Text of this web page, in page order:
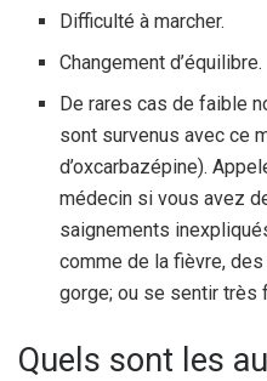
Difficulté à marcher.
Changement d’équilibre.
De rares cas de faible
sont survenus avec ce
d’oxcarbazépine).
médecin si vous avez
saignements
comme de la fièvre,
gorge; ou se sentir très
Quels sont les